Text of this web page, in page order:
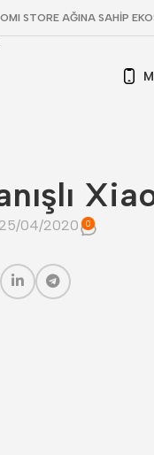
STORE AĞINA SAHİP
25/04/2020 0